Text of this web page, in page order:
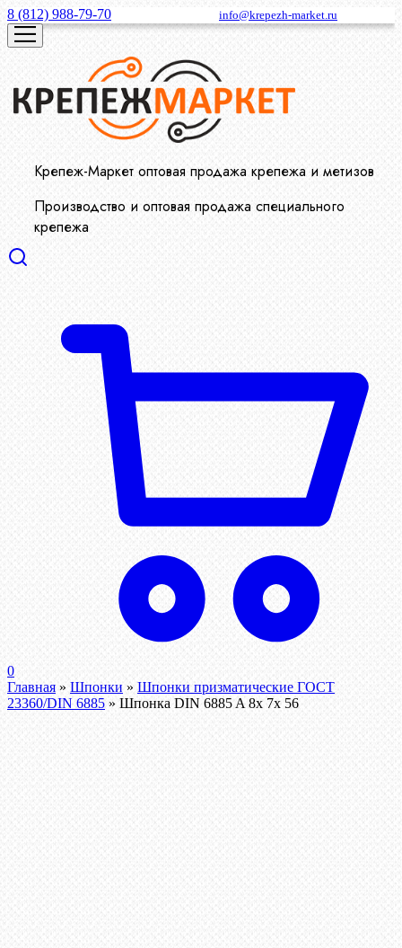
8 (812) 988-79-70 info@krepezh-market.ru
Крепеж-Маркет оптовая продажа крепежа и метизов
Производство и оптовая продажа специального
крепежа
0
Главная » Шпонки » Шпонки призматические ГОСТ
23360/DIN 6885 » Шпонка DIN 6885 A 8x 7x 56